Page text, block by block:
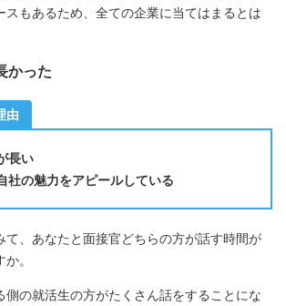
スもあるため、全ての企業に当てはまるとは
かった
由
長い
社の魅力をアピールしている
て、あなたと面接官どちらの方が話す時間が
。
側の就活生の方がたくさん話をすることにな